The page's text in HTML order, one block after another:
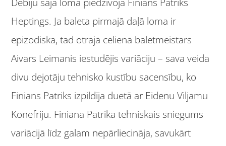
Heptings. Ja baleta pirmajā daļā loma ir
epizodiska, tad otrajā cēlienā baletmeistars
Aivars Leimanis iestudējis variāciju – sava veida
divu dejotāju tehnisko kustību sacensību, ko
Finians Patriks izpildīja duetā ar Eidenu Viljamu
Konefriju. Finiana Patrika tehniskais sniegums
variācijā līdz galam nepārliecināja, savukārt